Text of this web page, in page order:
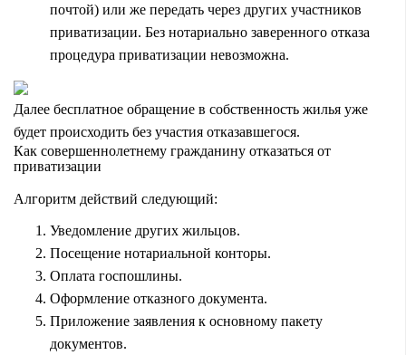
почтой) или же передать через других участников
приватизации. Без нотариально заверенного отказа
процедура приватизации невозможна.
Далее бесплатное обращение в собственность жилья уже
будет происходить без участия отказавшегося.
Как совершеннолетнему гражданину отказаться от
приватизации
Алгоритм действий следующий:
Уведомление других жильцов.
Посещение нотариальной конторы.
Оплата госпошлины.
Оформление отказного документа.
Приложение заявления к основному пакету
документов.